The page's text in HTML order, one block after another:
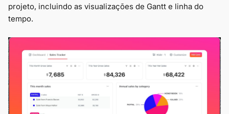
projeto, incluindo as visualizações de Gantt e linha do
tempo.